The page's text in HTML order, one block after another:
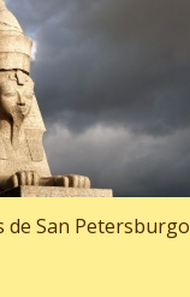
de San Petersburgo